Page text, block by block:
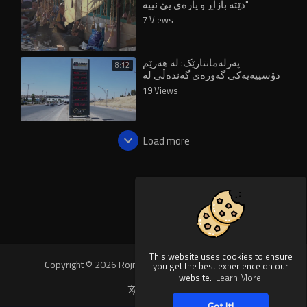
This website uses cookies to ensure
you get the best experience on our
website. Learn More
دێتە بازاڕ و پارەی پێ نییە"
7 Views
8:12 پەرلەمانتارێک: لە هەرێم
دۆسییەیەکی گەورەی گەندەڵی لە
پشت بازرگانی نەوتەوەیە
19 Views
Load more
Copyright © 2026 Rojnews Video. All rights reserved.
Language